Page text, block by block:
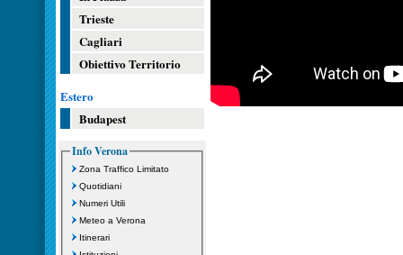
Trieste
Cagliari
Obiettivo Territorio
Estero
Budapest
Info Verona
Zona Traffico Limitato
Quotidiani
Numeri Utili
Meteo a Verona
Itinerari